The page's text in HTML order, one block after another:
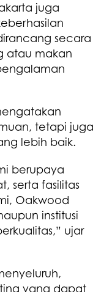
juga
secara
atau makan
tetapi juga
lebih baik.
berupaya
serta fasilitas
Oakwood
institusi
ujar
yang dapat